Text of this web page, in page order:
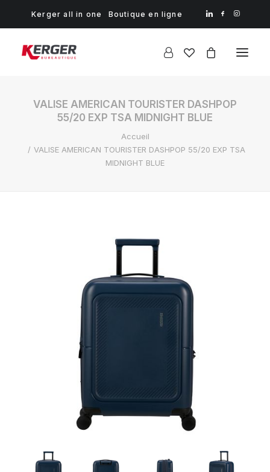
Kerger all in one Boutique en ligne
VALISE AMERICAN TOURISTER DASHPOP
55/20 EXP TSA MIDNIGHT BLUE
Accueil
VALISE AMERICAN TOURISTER DASHPOP 55/20 EXP TSA
MIDNIGHT BLUE